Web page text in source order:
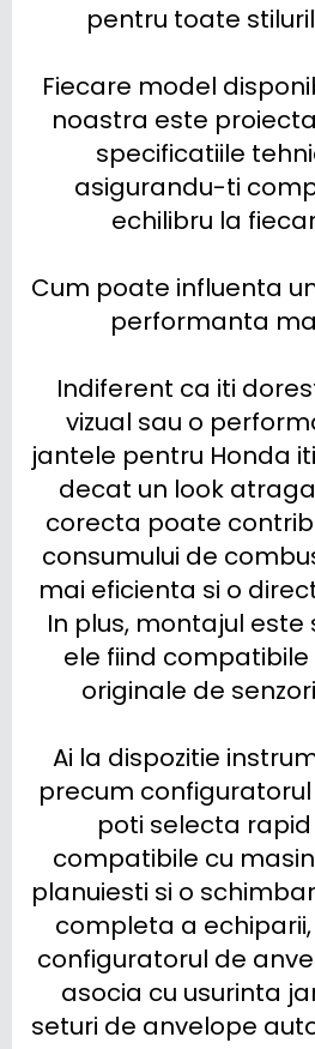
pentru toate
Fiecare model
noastra este
specificatiile
asigurandu-ti
echilibru la
Cum poate influenta
performanta
Indiferent ca iti
vizual sau o
jantele pentru Honda
decat un look
corecta poate
consumului de
mai eficienta si o
In plus, montajul este
ele fiind
originale de
Ai la dispozitie
precum
poti selecta
compatibile cu
planuiesti si o
completa a
configuratorul de
asocia cu usurinta
seturi de anvelope